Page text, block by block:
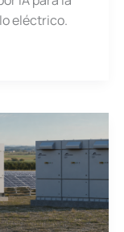
eléctrico.